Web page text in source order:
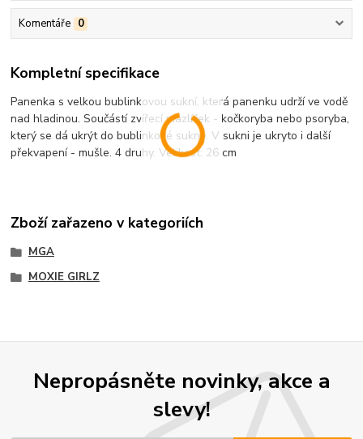
Komentáře 0
Kompletní specifikace
Panenka s velkou bublinkovou sukní, která panenku udrží ve vodě
nad hladinou. Součástí zvířecí mazlíček - kočkoryba nebo psoryba,
který se dá ukrýt do bublinkové sukně. V sukni je ukryto i další
překvapení - mušle. 4 druhy. Velikost: 26 cm
Zboží zařazeno v kategoriích
MGA
MOXIE GIRLZ
Nepropásněte novinky, akce a
slevy!